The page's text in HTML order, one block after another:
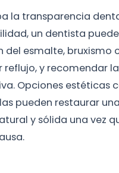
la transparencia
un dentista
del esmalte, bruxismo
reflujo, y recomendar
Opciones estéticas
pueden restaurar una
y sólida una vez